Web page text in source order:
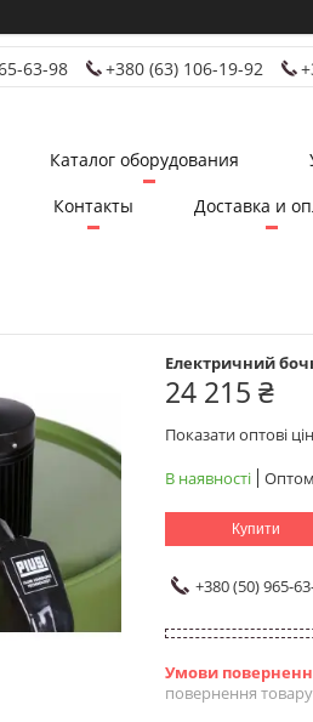
63-98 +380 (63) 106-19-92
Каталог оборудования
Контакты
Доставка и
Електричний
24 215 ₴
Показати оптові
В наявності
Оптом
Купити
+380 (50) 965-
повернення